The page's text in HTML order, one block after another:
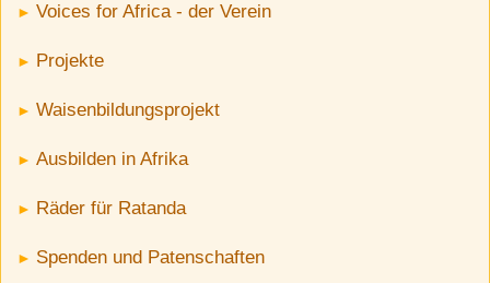
Voices for Africa - der Verein
Projekte
Waisenbildungsprojekt
Ausbilden in Afrika
Räder für Ratanda
Spenden und Patenschaften